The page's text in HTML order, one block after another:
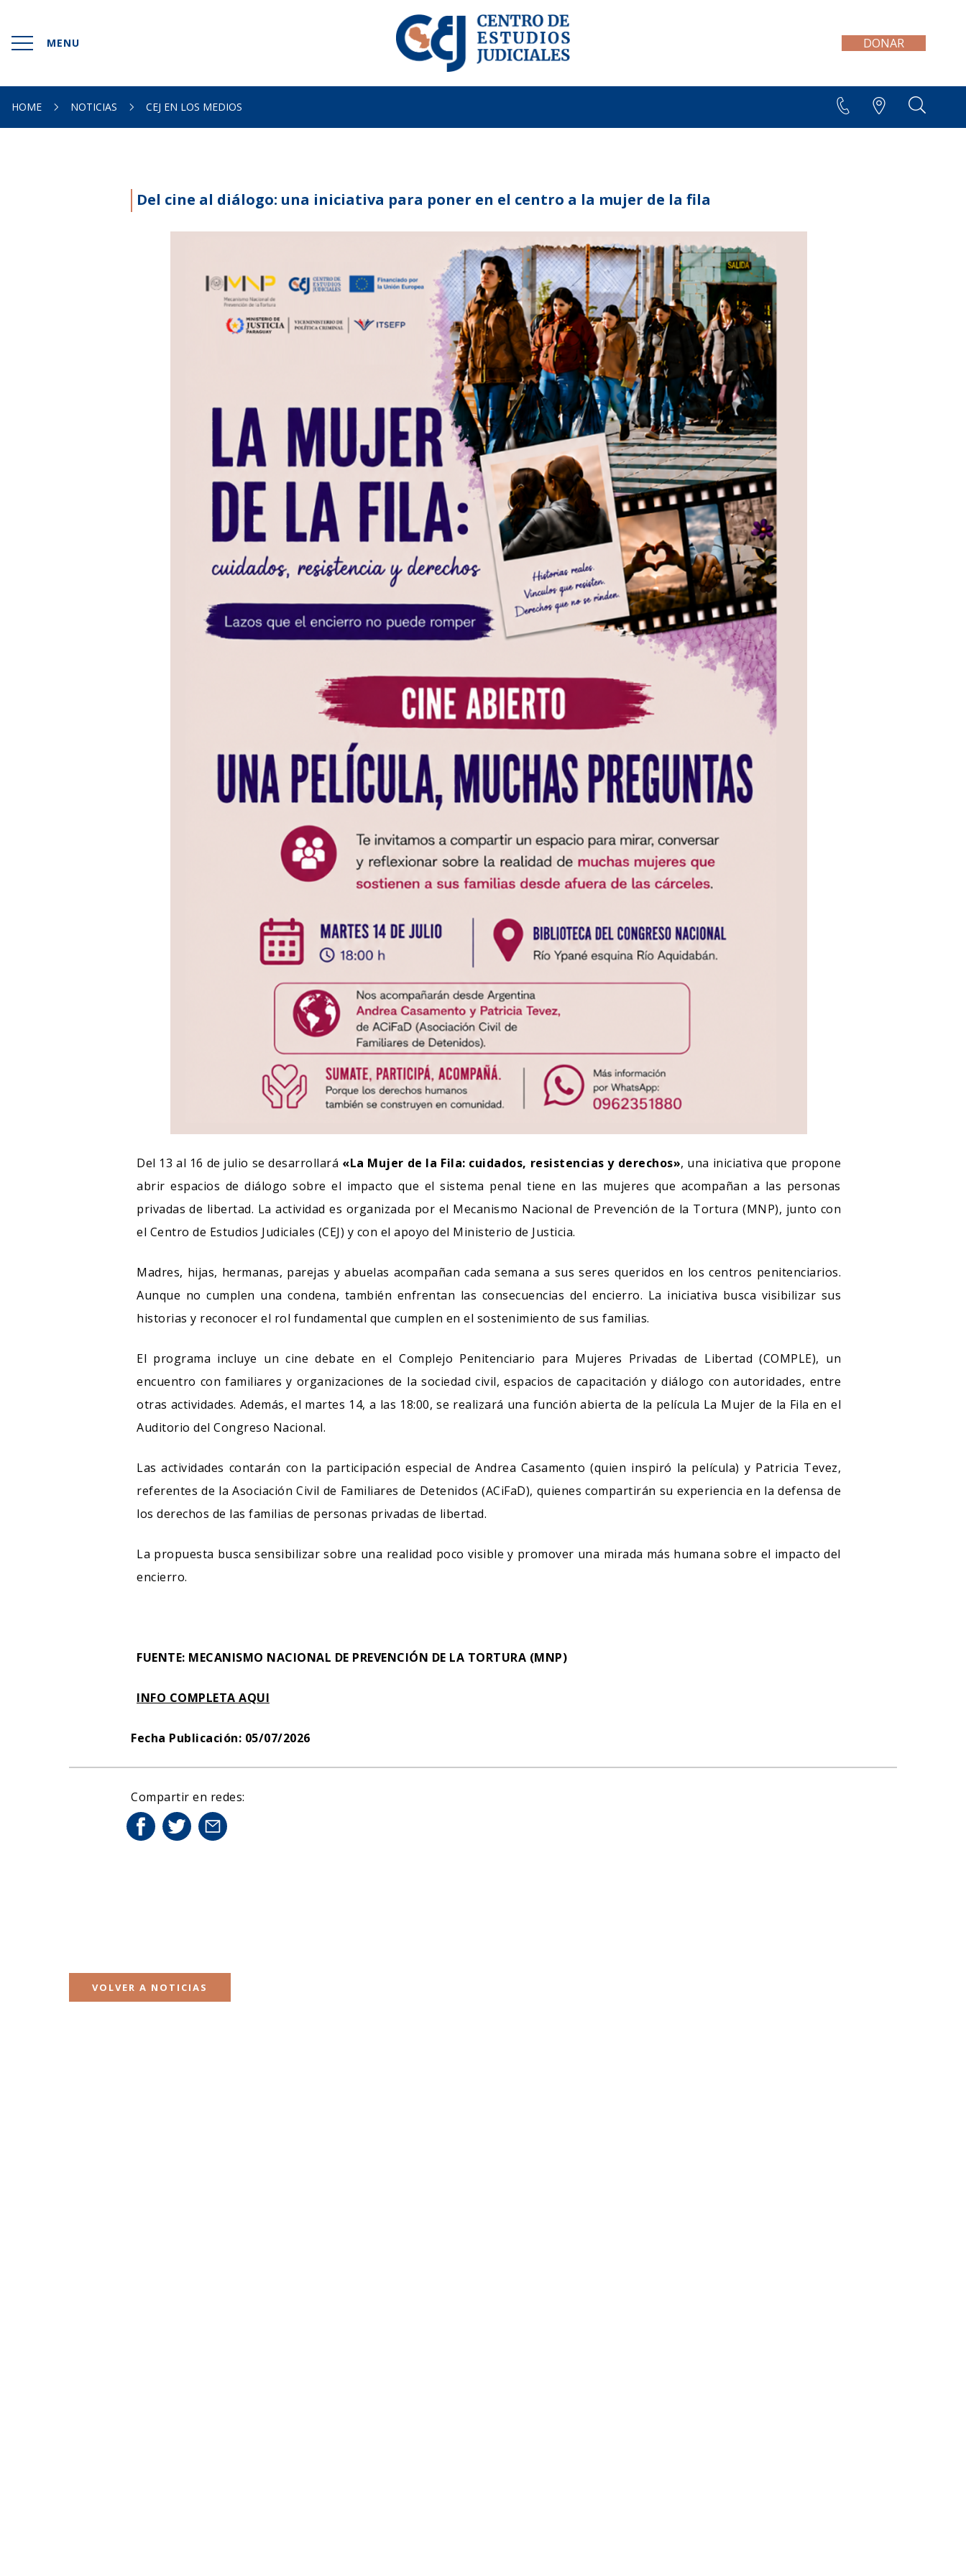
MENU DONAR
INICIO
SOMOS
HACEMOS
William Richardson Nº 181 c/ Calle Sajonia.
Barrio Vista Alegre. Asunción.
Asuncion - Paraguay
CONTACTO
+595 21 300 606/7
cej@cej.org.py
SEGUINOS EN:
HOME NOTICIAS CEJ EN LOS MEDIOS
Del cine al diálogo: una iniciativa para poner en el centro a la mujer de la fila
Del 13 al 16 de julio se desarrollará «La Mujer de la Fila: cuidados, resistencias y derechos», una iniciativa que propone
abrir espacios de diálogo sobre el impacto que el sistema penal tiene en las mujeres que acompañan a las personas
privadas de libertad. La actividad es organizada por el Mecanismo Nacional de Prevención de la Tortura (MNP), junto con
el Centro de Estudios Judiciales (CEJ) y con el apoyo del Ministerio de Justicia.
Madres, hijas, hermanas, parejas y abuelas acompañan cada semana a sus seres queridos en los centros penitenciarios.
Aunque no cumplen una condena, también enfrentan las consecuencias del encierro. La iniciativa busca visibilizar sus
historias y reconocer el rol fundamental que cumplen en el sostenimiento de sus familias.
El programa incluye un cine debate en el Complejo Penitenciario para Mujeres Privadas de Libertad (COMPLE), un
encuentro con familiares y organizaciones de la sociedad civil, espacios de capacitación y diálogo con autoridades, entre
otras actividades. Además, el martes 14, a las 18:00, se realizará una función abierta de la película La Mujer de la Fila en el
Auditorio del Congreso Nacional.
Las actividades contarán con la participación especial de Andrea Casamento (quien inspiró la película) y Patricia Tevez,
referentes de la Asociación Civil de Familiares de Detenidos (ACiFaD), quienes compartirán su experiencia en la defensa de
los derechos de las familias de personas privadas de libertad.
La propuesta busca sensibilizar sobre una realidad poco visible y promover una mirada más humana sobre el impacto del
encierro.
FUENTE: MECANISMO NACIONAL DE PREVENCIÓN DE LA TORTURA (MNP)
INFO COMPLETA AQUI
Fecha Publicación: 05/07/2026
Compartir en redes:
VOLVER A NOTICIAS